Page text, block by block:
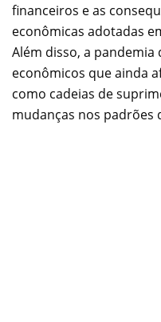
financeiros e as
econômicas adotadas
Além disso, a pandemia
econômicos que ainda
como cadeias de
mudanças nos padrões